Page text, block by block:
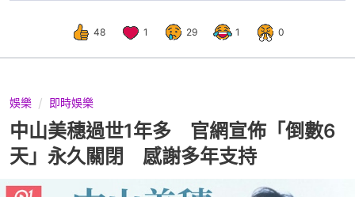
48 1 29 1 0
娛樂 即時娛樂
中山美穗過世1年多 官網宣佈「倒數6
天」永久關閉 感謝多年支持